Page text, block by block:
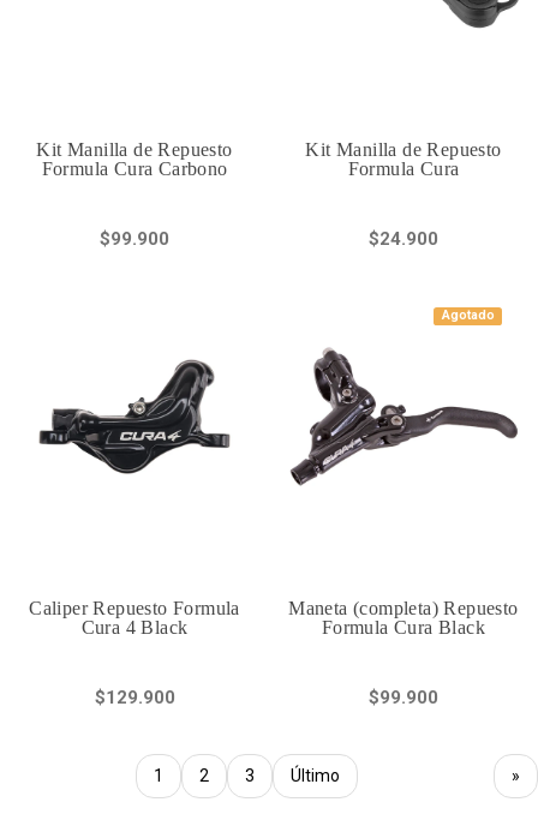
Kit Manilla de Repuesto
Formula Cura Carbono
$99.900
Kit Manilla de Repuesto
Formula Cura
$24.900
Caliper Repuesto Formula
Cura 4 Black
$129.900
Agotado
Maneta (completa) Repuesto
Formula Cura Black
$99.900
1 2 3 »
Último